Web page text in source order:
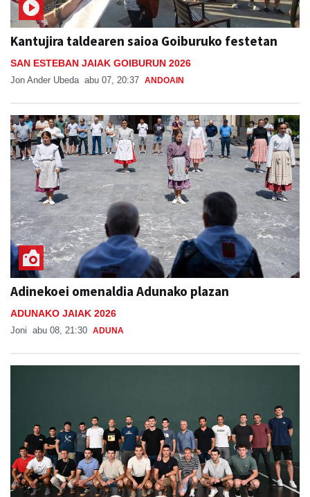
Kantujira taldearen saioa Goiburuko festetan
SAN ESTEBAN JAIAK GOIBURUN 2026
Jon Ander Ubeda abu 07, 20:37 ANDOAIN
Adinekoei omenaldia Adunako plazan
ADUNAKO JAIAK 2026
Joni abu 08, 21:30 ADUNA